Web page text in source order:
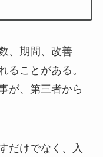
、期間、改善
ることがある。
が、第三者から
だけでなく、入